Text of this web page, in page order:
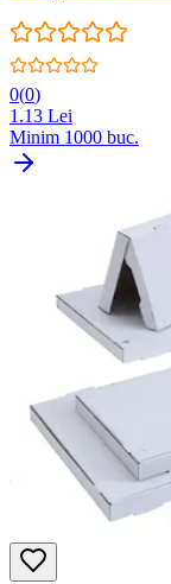
0(0)
1.13 Lei
Minim 1000 buc.